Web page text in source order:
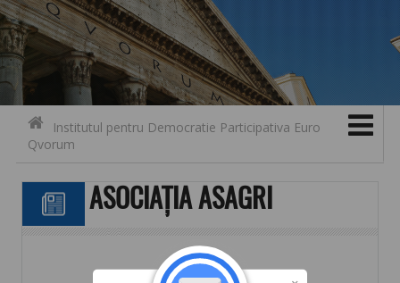
Contact
Skip to content
Institutul pentru Democratie Participativa Euro
Qvorum
ASOCIAȚIA ASAGRI